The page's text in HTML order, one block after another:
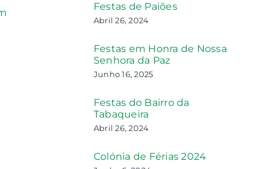
Festas de Paiões
Abril 26, 2024
Festas em Honra de Nossa
Senhora da Paz
Junho 16, 2025
Festas do Bairro da
Tabaqueira
Abril 26, 2024
Colónia de Férias 2024